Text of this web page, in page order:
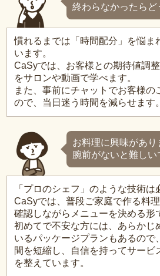
終わらなかったらど
慣れるまでは「時間配分」を悩ま
います。
CaSyでは、お客様との期待値調
をサロンや動画で学べます。
また、事前にチャットでお客様の
ので、当日迷う時間を減らせます。
お料理に興味があ
腕前がないと難しい
「プロのシェフ」のような技術は
CaSyでは、普段ご家庭で作る料
確認しながらメニューを決める形
初めてで不安な方には、あらかじ
いるパッケージプランもあるので
間を短縮し、自信を持ってサービ
を整えています。